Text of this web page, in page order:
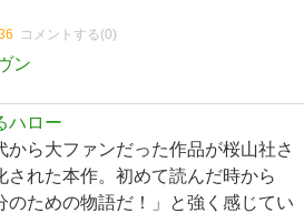
コメントする(0)
ン
ハロー
から大ファンだった作品が桜山社さ
された本作。初めて読んだ時から
のための物語だ！」と強く感じてい